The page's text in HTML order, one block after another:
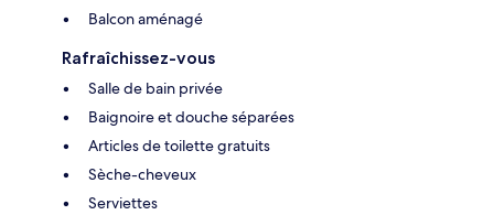
Balcon aménagé
Rafraîchissez-vous
Salle de bain privée
Baignoire et douche séparées
Articles de toilette gratuits
Sèche-cheveux
Serviettes